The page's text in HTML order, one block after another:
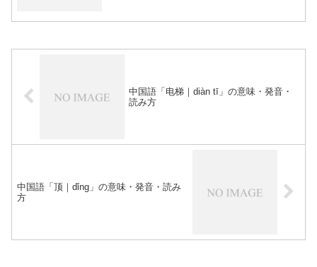
中国語「电梯｜diàn tī」の意味・発音・
読み方
中国語「顶｜dǐng」の意味・発音・読み
方